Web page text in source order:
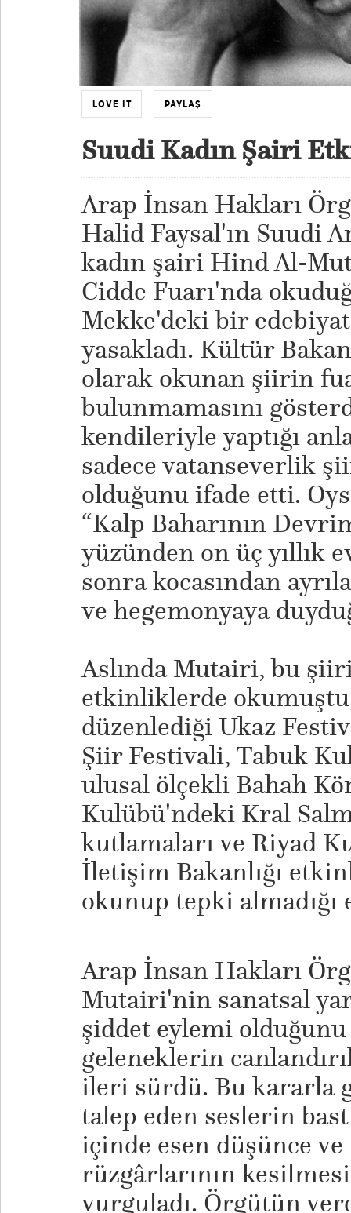
LOVE IT PAYLAŞ
Suudi Kadın Şairi
Arap İnsan Hakları
Halid Faysal'ın Suudi
kadın şairi Hind Al-
Cidde Fuarı'nda
Mekke'deki bir
yasakladı. Kültür
olarak okunan şiirin
bulunmamasını
kendileriyle yaptığı
sadece vatanseverlik
olduğunu ifade etti.
“Kalp Baharının
yüzünden on üç yıllık
sonra kocasından
ve hegemonyaya
Aslında Mutairi, bu
etkinliklerde
düzenlediği Ukaz
Şiir Festivali, Tabuk
ulusal ölçekli Bahah
Kulübü'ndeki Kral
kutlamaları ve Riyad
İletişim Bakanlığı
okunup tepki
Arap İnsan Hakları
Mutairi'nin sanatsal
şiddet eylemi olduğunu
geleneklerin
ileri sürdü. Bu kararla
talep eden seslerin
içinde esen düşünce
rüzgârlarının
vurguladı. Örgütün